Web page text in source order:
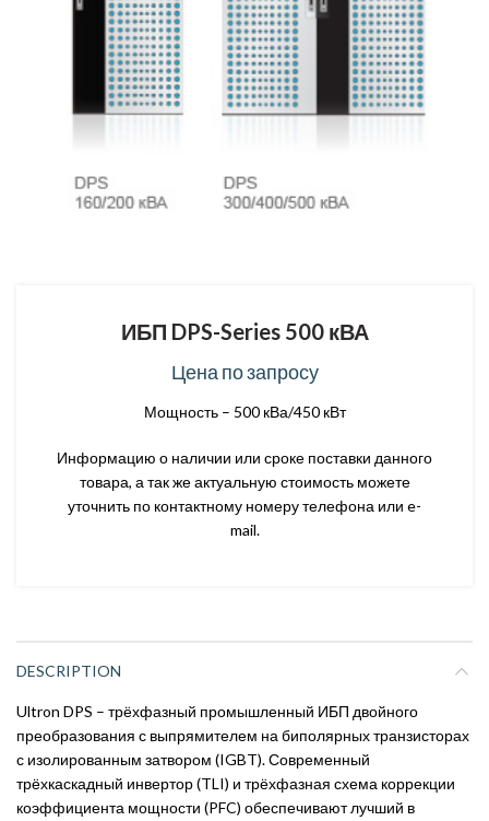
ИБП DPS-Series 500 кВА
Цена по запросу
Мощность – 500 кВа/450 кВт
Информацию о наличии или сроке поставки данного
товара, а так же актуальную стоимость можете
уточнить по контактному номеру телефона или e-
mail.
DESCRIPTION
Ultron DPS – трёхфазный промышленный ИБП двойного
преобразования с выпрямителем на биполярных транзисторах
с изолированным затвором (IGBT). Современный
трёхкаскадный инвертор (TLI) и трёхфазная схема коррекции
коэффициента мощности (PFC) обеспечивают лучший в